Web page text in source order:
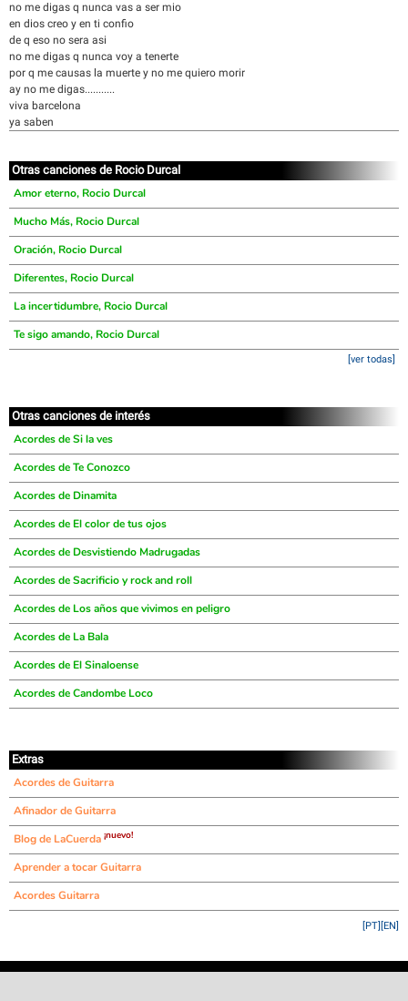
no me digas q nunca vas a ser mio
en dios creo y en ti confio
de q eso no sera asi
no me digas q nunca voy a tenerte
por q me causas la muerte y no me quiero morir
ay no me digas...........
viva barcelona
ya saben
Otras canciones de Rocio Durcal
Amor eterno, Rocio Durcal
Mucho Más, Rocio Durcal
Oración, Rocio Durcal
Diferentes, Rocio Durcal
La incertidumbre, Rocio Durcal
Te sigo amando, Rocio Durcal
[ver todas]
Otras canciones de interés
Acordes de Si la ves
Acordes de Te Conozco
Acordes de Dinamita
Acordes de El color de tus ojos
Acordes de Desvistiendo Madrugadas
Acordes de Sacrificio y rock and roll
Acordes de Los años que vivimos en peligro
Acordes de La Bala
Acordes de El Sinaloense
Acordes de Candombe Loco
Extras
Acordes de Guitarra
Afinador de Guitarra
Blog de LaCuerda ¡nuevo!
Aprender a tocar Guitarra
Acordes Guitarra
[EN]
[PT]